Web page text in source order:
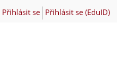
Přihlásit se Přihlásit se (EduID)